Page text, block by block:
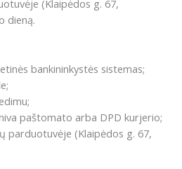
(Klaipėdos g. 67,
dieną.
bankininkystės sistemas;
paštomato arba DPD kurjerio;
parduotuvėje (Klaipėdos g. 67,